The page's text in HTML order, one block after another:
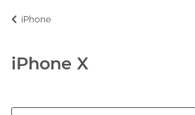
iPhone
iPhone X